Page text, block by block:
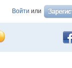
Войти или